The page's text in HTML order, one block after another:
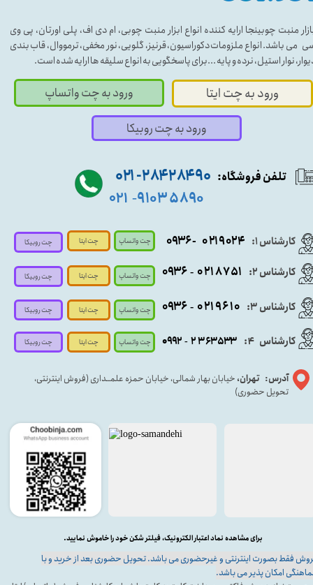
منبت چوبینجا ارایه کننده انواع ابزار منبت چوبی، ام دی اف، پلی اورتان، پی وی
می باشد. انواع ملزومات دکوراسیون، قرنیز، گلویی، نور مخفی، ترمووال، قاب بندی
نوار استیل، نرده و پایه ...برای پاسخگویی به انواع سلیقه ها ارایه شده است.
کارشناس ۱: ۰۲۱۹۰۲۴ - ۰۹۳۶
آدرس: تهران، خیابان بهار شمالی، خیابان حمزه علمــداری (فروش اینترنتی،
تحویل حضوری)
ورود به چت ایتا ورود به چت واتساپ
تلفن فروشگاه: ۹۰ ۲۸۴ ۲۸۴- ۰۲۱
۵۸۹۰ ۹۱۰۳ -۰۲۱
کارشناس ۳: ۰۲۱۹۶۱۰ -۰۹۳۶
فقط بصورت اینترنتی و غیرحضوری می باشد. تحویل حضوری بعد از خرید و با
امکان پذیر می باشد.
برای مشاهده نماد اعتبار الکترونیک، فیلتر شکن خود را خاموش نمایید.
کارشناس ۲: ۰۲۱۸۷۵۱ - ۰۹۳۶
ورود به چت روبیکا
کارشناس 4
: ۲۳۶۳۵۳۳ - ۰۹۹۲
چت واتساپ
چت واتساپ
چت واتساپ
چت واتساپ
چت ایتا
چت ایتا
چت ایتا
چت ایتا
چت روبیکا
چت روبیکا
چت روبیکا
چت روبیکا